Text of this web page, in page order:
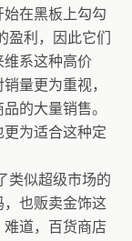
在黑板上勾勾
盈利，因此它们
维系这种高价
量更为重视，
的大量销售。
为适合这种定
类似超级市场的
也贩卖金饰这
道，百货商店